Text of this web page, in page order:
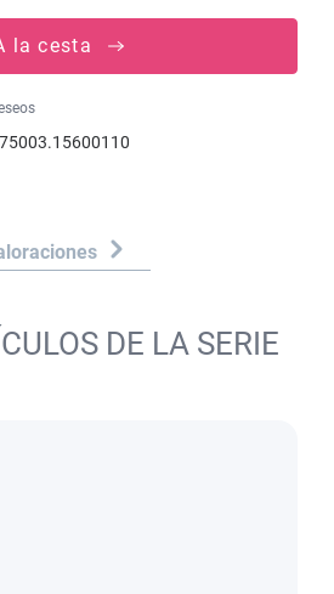
la cesta
DE LA SERIE